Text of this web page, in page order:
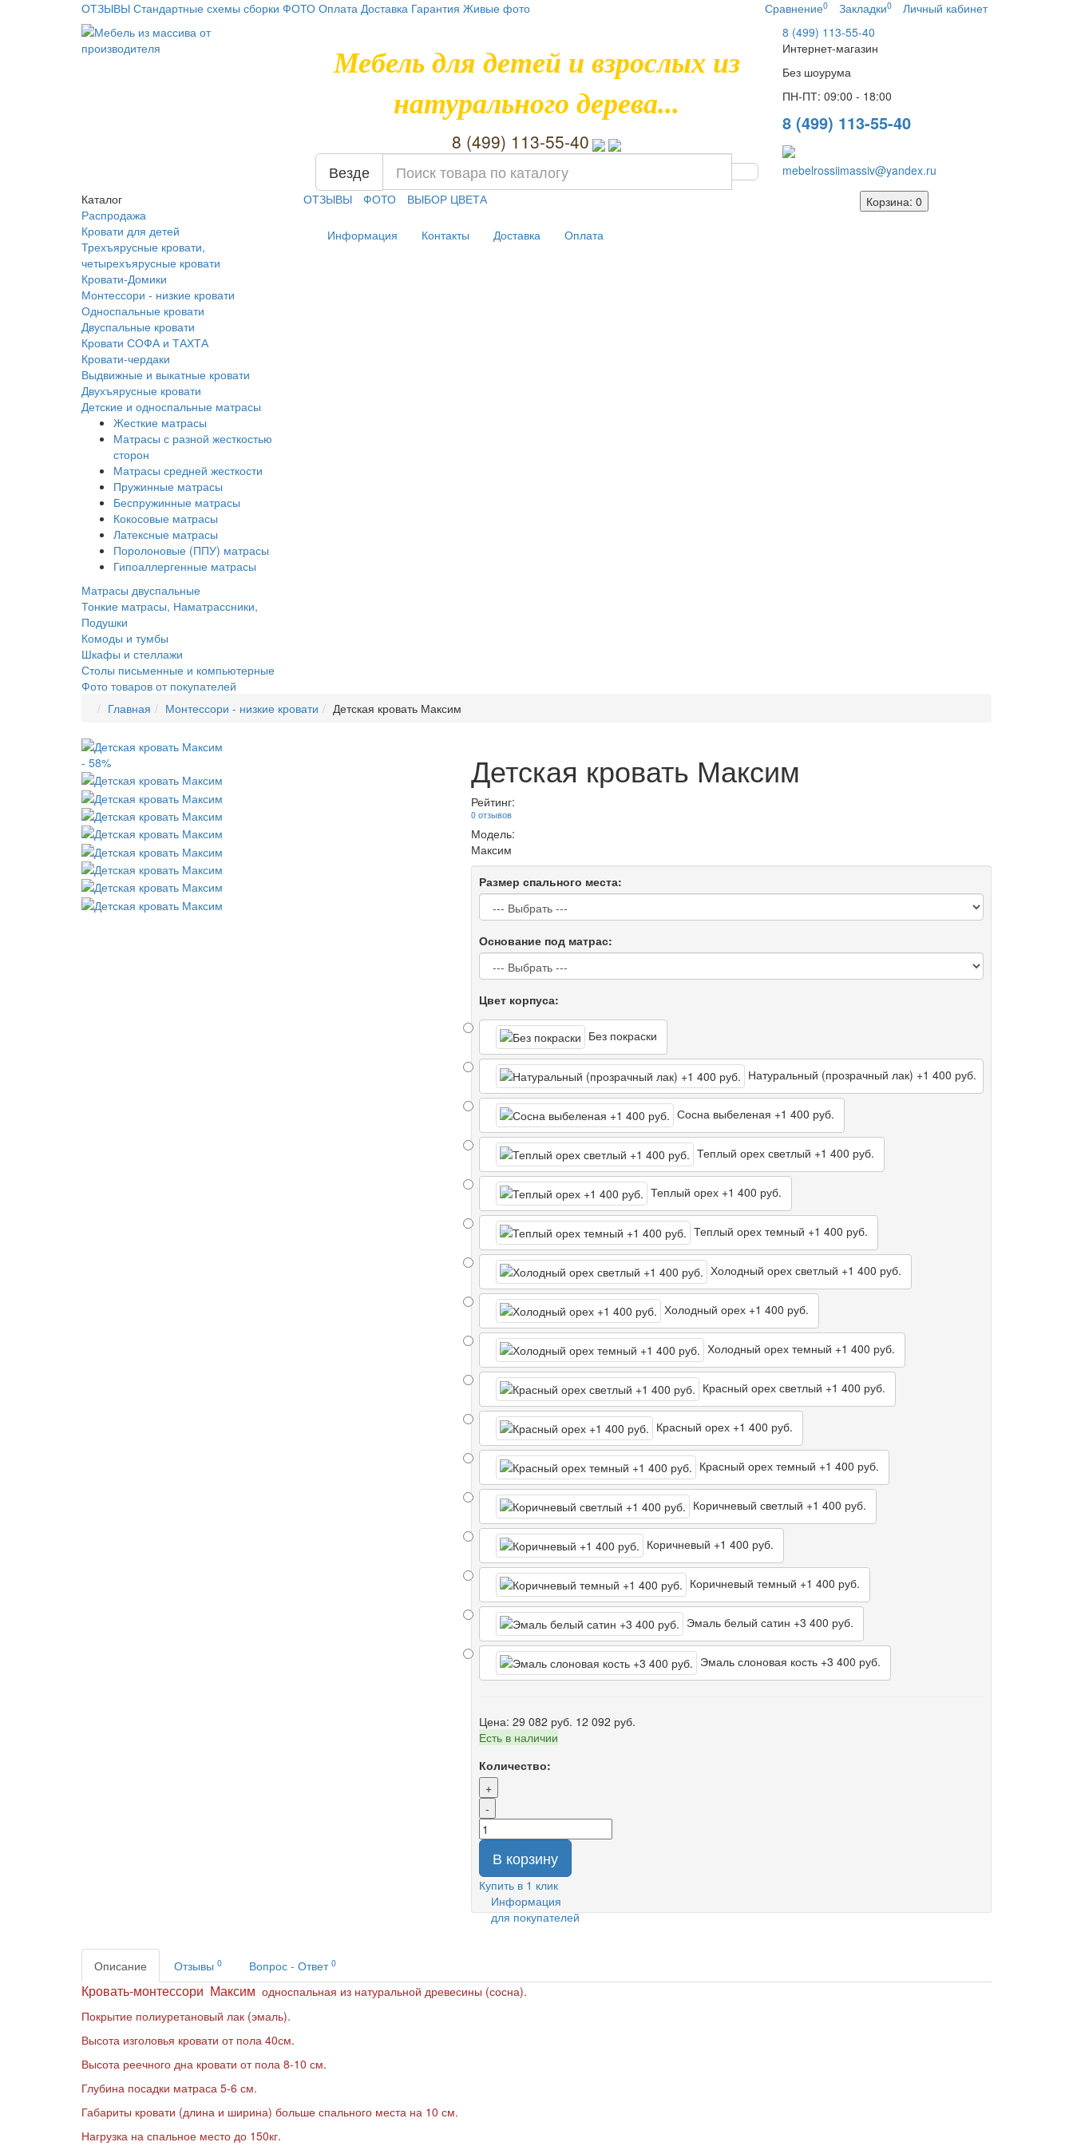
ОТЗЫВЫ Стандартные схемы сборки ФОТО Оплата Доставка Гарантия Живые фото Сравнение0 Закладки0 Личный кабинет
Мебель для детей и взрослых из
натурального дерева...
8 (499) 113-55-40
Везде
8 (499) 113-55-40
Интернет-магазин
Без шоурума
ПН-ПТ: 09:00 - 18:00
8 (499) 113-55-40
mebelrossiimassiv@yandex.ru
Каталог
Распродажа
Кровати для детей
Трехъярусные кровати,
четырехъярусные кровати
Кровати-Домики
Монтессори - низкие кровати
Односпальные кровати
Двуспальные кровати
Кровати СОФА и ТАХТА
Кровати-чердаки
Выдвижные и выкатные кровати
Двухъярусные кровати
Детские и односпальные матрасы
Жесткие матрасы
Матрасы с разной жесткостью
сторон
Матрасы средней жесткости
Пружинные матрасы
Беспружинные матрасы
Кокосовые матрасы
Латексные матрасы
Поролоновые (ППУ) матрасы
Гипоаллергенные матрасы
Матрасы двуспальные
Тонкие матрасы, Наматрассники,
Подушки
Комоды и тумбы
Шкафы и стеллажи
Столы письменные и компьютерные
Фото товаров от покупателей
ОТЗЫВЫ ФОТО ВЫБОР ЦВЕТА
Информация Контакты Доставка Оплата
Корзина: 0
Главная Монтессори - низкие кровати Детская кровать Максим
- 58% Детская кровать Максим
Рейтинг:
0 отзывов
Модель:
Максим
Размер спального места:
Основание под матрас:
Цвет корпуса:
Без покраски
Натуральный (прозрачный лак) +1 400 руб.
Сосна выбеленая +1 400 руб.
Теплый орех светлый +1 400 руб.
Теплый орех +1 400 руб.
Теплый орех темный +1 400 руб.
Холодный орех светлый +1 400 руб.
Холодный орех +1 400 руб.
Холодный орех темный +1 400 руб.
Красный орех светлый +1 400 руб.
Красный орех +1 400 руб.
Красный орех темный +1 400 руб.
Коричневый светлый +1 400 руб.
Коричневый +1 400 руб.
Коричневый темный +1 400 руб.
Эмаль белый сатин +3 400 руб.
Эмаль слоновая кость +3 400 руб.
Цена: 29 082 руб. 12 092 руб.
Есть в наличии
Количество:
+
-
В корзину
Купить в 1 клик
Информация
для покупателей
Описание Отзывы 0 Вопрос - Ответ 0
Кровать-монтессори Максим односпальная из натуральной древесины (сосна).
Покрытие полиуретановый лак (эмаль).
Высота изголовья кровати от пола 40см.
Высота реечного дна кровати от пола 8-10 см.
Глубина посадки матраса 5-6 см.
Габариты кровати (длина и ширина) больше спального места на 10 см.
Нагрузка на спальное место до 150кг.